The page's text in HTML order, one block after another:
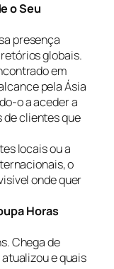
o Seu
presença
globais.
em
pela Ásia
o a aceder a
de clientes que
locais ou a
o
onde quer
Horas
Chega de
e quais